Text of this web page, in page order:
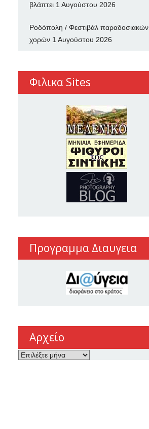
βλάπτει 1 Αυγούστου 2026
Ροδόπολη / Φεστιβάλ παραδοσιακών
χορών 1 Αυγούστου 2026
Φιλικα Sites
Προγραμμα Διαυγεια
Αρχείο
Αρχείο